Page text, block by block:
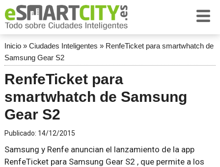
Inicio» Ciudades Inteligentes » RenfeTicket para smartwhatch de
Samsung Gear S2
RenfeTicket para
smartwhatch de Samsung
Gear S2
Publicado: 14/12/2015
Samsung y Renfe anuncian el lanzamiento de la app
RenfeTicket para Samsung Gear S2 , que permite a los